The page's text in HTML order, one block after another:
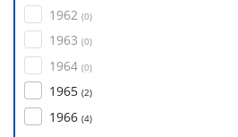
1962 (0)
1963 (0)
1964 (0)
1965 (2)
1966 (4)